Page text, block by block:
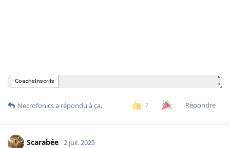
7 Répondre
Necrofonicsa répondu à ça.
Scarabée 2 juil. 2025